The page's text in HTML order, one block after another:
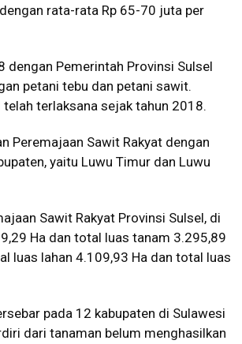
rata-rata Rp 65-70 juta per
dengan Pemerintah Provinsi Sulsel
petani tebu dan petani sawit.
terlaksana sejak tahun 2018.
Peremajaan Sawit Rakyat dengan
yaitu Luwu Timur dan Luwu
Sawit Rakyat Provinsi Sulsel, di
Ha dan total luas tanam 3.295,89
luas lahan 4.109,93 Ha dan total luas
pada 12 kabupaten di Sulawesi
dari tanaman belum menghasilkan